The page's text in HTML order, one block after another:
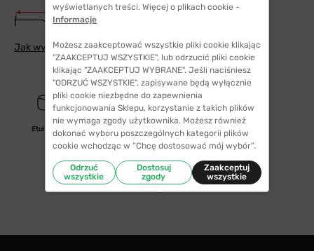
Długość zauszników
135 mm
Jak wybrać odpowiedni rozmiar
Etui/woreczek polaryzacyjne
wyświetlanych treści. Więcej o plikach cookie -
Informacje
Możesz zaakceptować wszystkie pliki cookie klikając
"ZAAKCEPTUJ WSZYSTKIE", lub odrzucić pliki cookie
klikając "ZAAKCEPTUJ WYBRANE". Jeśli naciśniesz
"ODRZUĆ WSZYSTKIE", zapisywane będą wyłącznie
pliki cookie niezbędne do zapewnienia
funkcjonowania Sklepu, korzystanie z takich plików
nie wymaga zgody użytkownika. Możesz również
dokonać wyboru poszczególnych kategorii plików
cookie wchodząc w “Chcę dostosować mój wybór”.
Odrzuć
wszystkie
Dostosuj
zgody
Zaakceptuj
wszystkie